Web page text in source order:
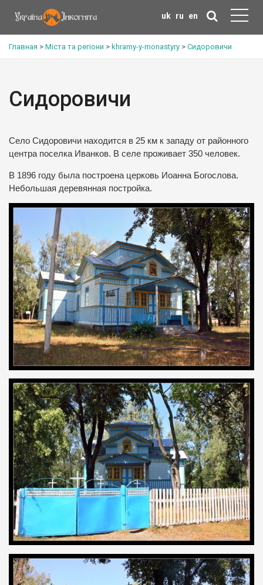
uk ru en
Главная > Міста та регіони > khramy-y-monastyry > Сидоровичи
Сидоровичи
Село Сидоровичи находится в 25 км к западу от районного
центра поселка Иванков. В селе проживает 350 человек.
В 1896 году была построена церковь Иоанна Богослова.
Небольшая деревянная постройка.